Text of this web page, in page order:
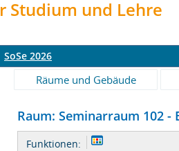
Studium und Lehre
SoSe 2026
Räume und Gebäude
Raum: Seminarraum 102 -
Funktionen: